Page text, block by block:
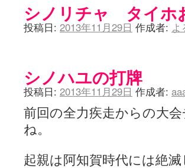
シノリチャ タイホ
投稿日: 2013年11月29日 作成者: よ
シノハユの打牌
投稿日: 2013年11月29日 作成者:
前回の全力疾走からの大
ね。
起親は阿知賀時代には絶